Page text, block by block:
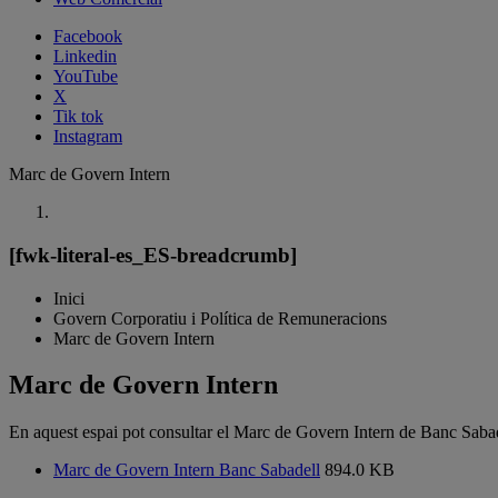
Facebook
Linkedin
YouTube
X
Tik tok
Instagram
Marc de Govern Intern
[fwk-literal-es_ES-breadcrumb]
Inici
Govern Corporatiu i Política de Remuneracions
Marc de Govern Intern
Marc de Govern Intern
En aquest espai pot consultar el Marc de Govern Intern de Banc
Marc de Govern Intern Banc Sabadell 894.0 KB